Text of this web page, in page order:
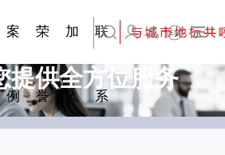
案
例
荣
誉
加
入
常见问题FAQ
联
系
English
提供全方位服务